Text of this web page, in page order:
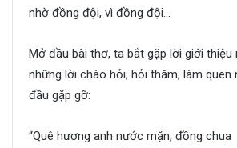
nhờ đồng đội, vì đồng đội…
Mở đầu bài thơ, ta bắt gặp lời giới
những lời chào hỏi, hỏi thăm, làm quen
đầu gặp gỡ:
“Quê hương anh nước mặn, đồng chua